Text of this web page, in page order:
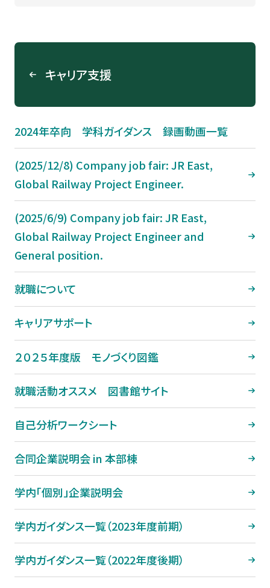
キャリア支援
2024年卒向 学科ガイダンス 録画動画一覧
(2025/12/8) Company job fair: JR East,
Global Railway Project Engineer.
(2025/6/9) Company job fair: JR East,
Global Railway Project Engineer and
General position.
就職について
キャリアサポート
２０２５年度版 モノづくり図鑑
就職活動オススメ 図書館サイト
自己分析ワークシート
合同企業説明会 in 本部棟
学内「個別」企業説明会
学内ガイダンス一覧（2023年度前期）
学内ガイダンス一覧（2022年度後期）